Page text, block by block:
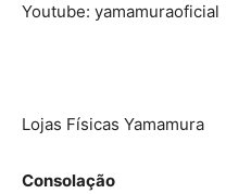
Youtube: yamamuraoficial
Lojas Físicas Yamamura
Consolação